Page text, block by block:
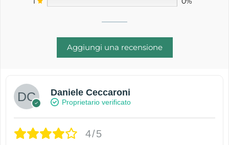
Aggiungi una recensione
Daniele Ceccaroni
Proprietario verificato
4/5